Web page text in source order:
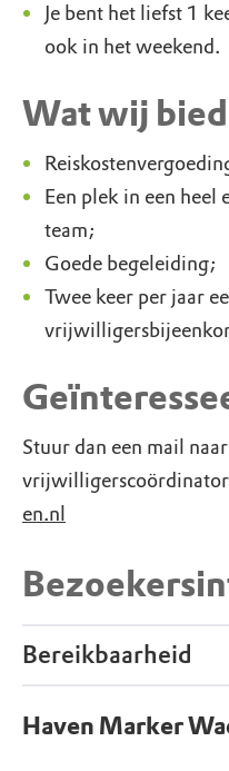
Je bent het liefst 1
ook in het weekend.
Wat wij
Een plek in een heel
team;
Goede begeleiding;
Twee keer per jaar
Stuur dan een mail
en.nl
Bereikbaarheid
Haven Marker